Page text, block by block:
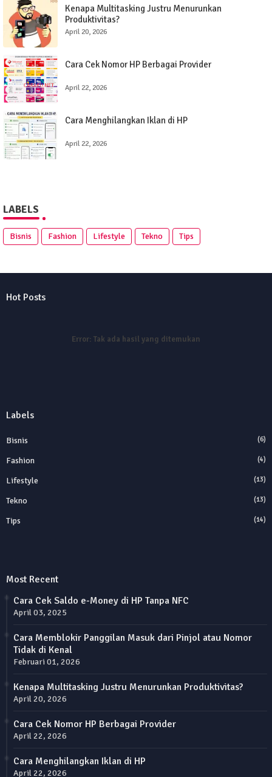
Kenapa Multitasking Justru Menurunkan
Produktivitas?
April 20, 2026
Cara Cek Nomor HP Berbagai Provider
April 22, 2026
Cara Menghilangkan Iklan di HP
April 22, 2026
LABELS
Bisnis Fashion Lifestyle Tekno Tips
Hot Posts
Error: Tak ada hasil yang ditemukan
Labels
Bisnis (6)
Fashion (4)
Lifestyle (13)
Tekno (13)
Tips (14)
Most Recent
Cara Cek Saldo e-Money di HP Tanpa NFC
April 03, 2025
Cara Memblokir Panggilan Masuk dari Pinjol atau Nomor
Tidak di Kenal
Februari 01, 2026
Kenapa Multitasking Justru Menurunkan Produktivitas?
April 20, 2026
Cara Cek Nomor HP Berbagai Provider
April 22, 2026
Cara Menghilangkan Iklan di HP
April 22, 2026